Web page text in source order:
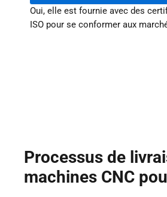
Oui, elle est fournie avec des
ISO pour se conformer aux
Processus de
machines CNC